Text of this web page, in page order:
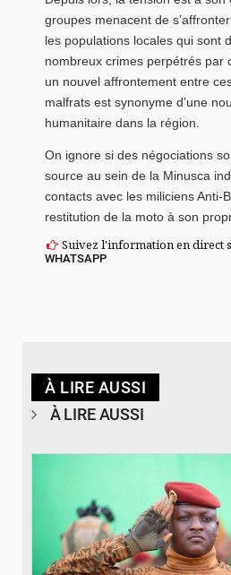
groupes menacent de
les populations locales qui sont
nombreux crimes perpétrés par
un nouvel affrontement entre
malfrats est synonyme d’une
humanitaire dans la région.
On ignore si des négociations
source au sein de la Minusca
contacts avec les miliciens Anti-
restitution de la moto à son
Suivez l'information en direct
WHATSAPP
À LIRE AUSSI
À LIRE AUSSI